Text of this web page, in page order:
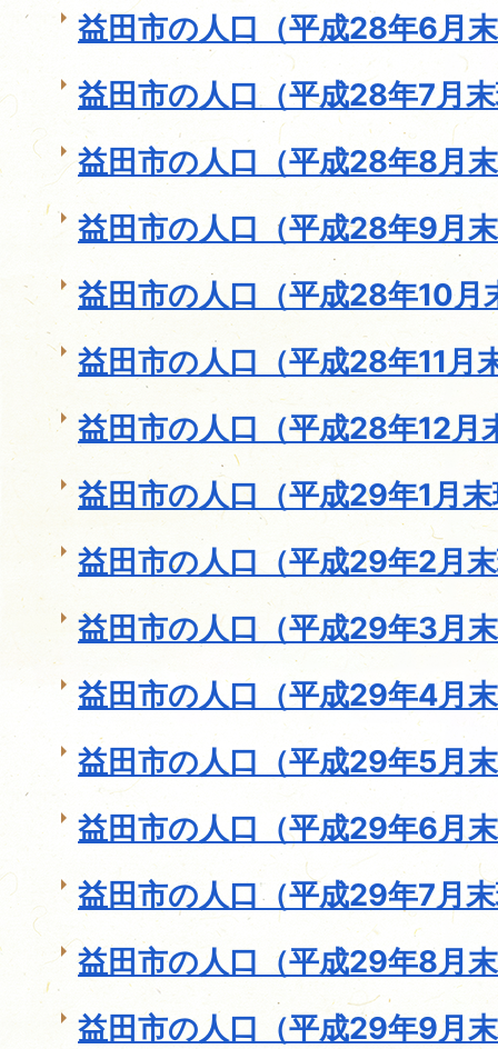
益田市の人口（平成28年6月
益田市の人口（平成28年7月
益田市の人口（平成28年8月
益田市の人口（平成28年9月
益田市の人口（平成28年10月
益田市の人口（平成28年11月
益田市の人口（平成28年12月
益田市の人口（平成29年1月
益田市の人口（平成29年2月
益田市の人口（平成29年3月
益田市の人口（平成29年4月
益田市の人口（平成29年5月
益田市の人口（平成29年6月
益田市の人口（平成29年7月
益田市の人口（平成29年8月
益田市の人口（平成29年9月